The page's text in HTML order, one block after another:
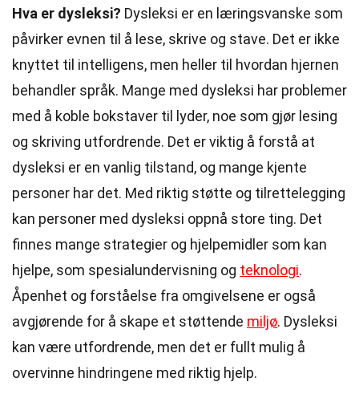
Hva er dysleksi? Dysleksi er en læringsvanske som
påvirker evnen til å lese, skrive og stave. Det er ikke
knyttet til intelligens, men heller til hvordan hjernen
behandler språk. Mange med dysleksi har problemer
med å koble bokstaver til lyder, noe som gjør lesing
og skriving utfordrende. Det er viktig å forstå at
dysleksi er en vanlig tilstand, og mange kjente
personer har det. Med riktig støtte og tilrettelegging
kan personer med dysleksi oppnå store ting. Det
finnes mange strategier og hjelpemidler som kan
hjelpe, som spesialundervisning og teknologi.
Åpenhet og forståelse fra omgivelsene er også
avgjørende for å skape et støttende miljø. Dysleksi
kan være utfordrende, men det er fullt mulig å
overvinne hindringene med riktig hjelp.